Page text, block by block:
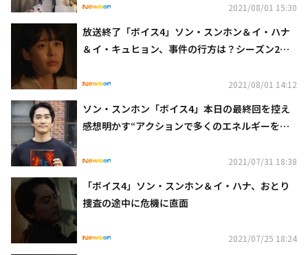
2021/08/01 15:30
放送終了「ボイス4」ソン・スンホン＆イ・ハナ
＆イ・キュヒョン、事件の行方は？シーズン2の
2021/08/01 14:12
ソン・スンホン「ボイス4」本日の最終回を控え
感想明かす“アクションで多くのエネルギーを使
2021/07/31 18:38
「ボイス4」ソン・スンホン＆イ・ハナ、おとり
捜査の途中に危機に直面
2021/07/25 18:24